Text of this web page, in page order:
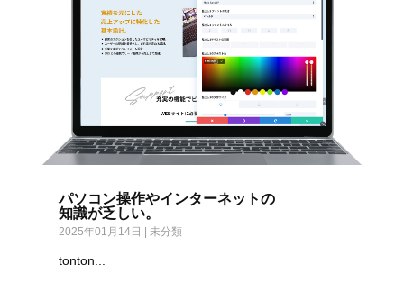
パソコン操作やインターネットの
知識が乏しい。
2025年01月14日 未分類
tonton...